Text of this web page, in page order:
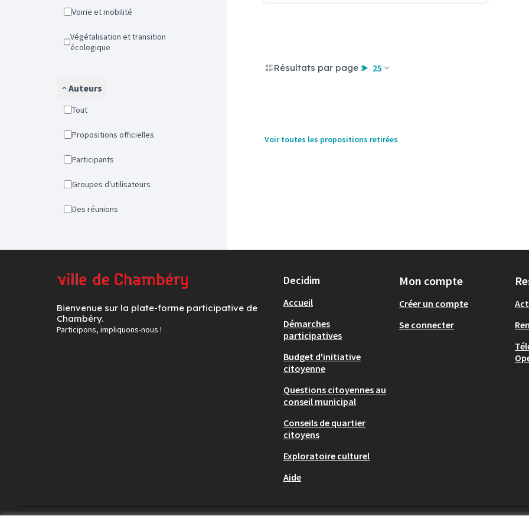
Voirie et mobilité
Végétalisation et transition
écologique
Auteurs
Tout
Propositions officielles
Participants
Groupes d'utilisateurs
Des réunions
Résultats par page : 25
Voir toutes les propositions retirées
Bienvenue sur la plate-forme participative de
Chambéry.
Participons, impliquons-nous !
Decidim
Accueil
Démarches
participatives
Budget d'initiative
citoyenne
Questions citoyennes au
conseil municipal
Conseils de quartier
citoyens
Exploratoire culturel
Aide
Mon compte
Créer un compte
Se connecter